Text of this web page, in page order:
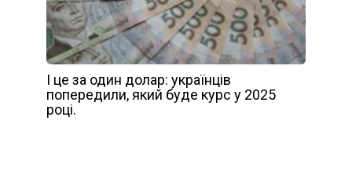
І це за один долар: українців
попередили, який буде курс у 2025
році.